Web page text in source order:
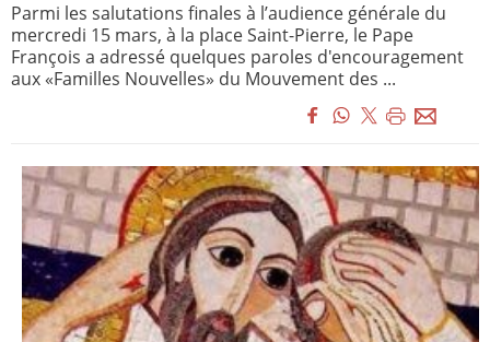
Parmi les salutations finales à l’audience générale du
mercredi 15 mars, à la place Saint-Pierre, le Pape
François a adressé quelques paroles d'encouragement
aux «Familles Nouvelles» du Mouvement des ...